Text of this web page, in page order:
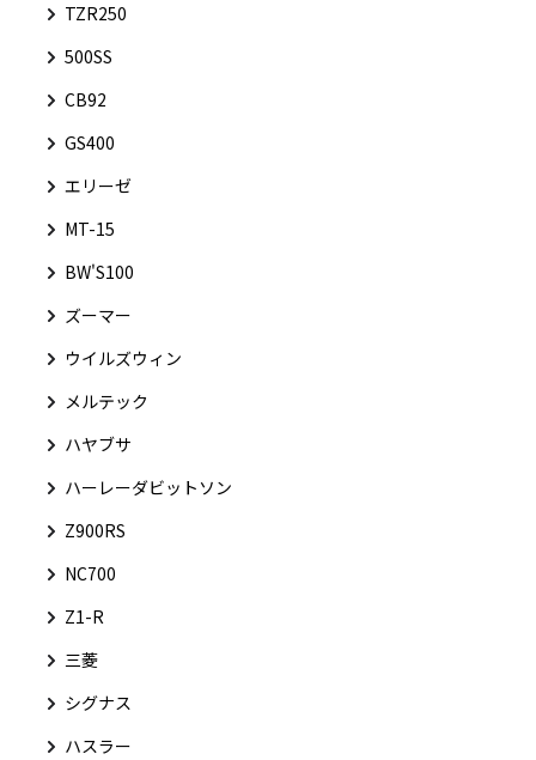
TZR250
500SS
CB92
GS400
エリーゼ
MT-15
BW'S100
ズーマー
ウイルズウィン
メルテック
ハヤブサ
ハーレーダビットソン
Z900RS
NC700
Z1-R
三菱
シグナス
ハスラー